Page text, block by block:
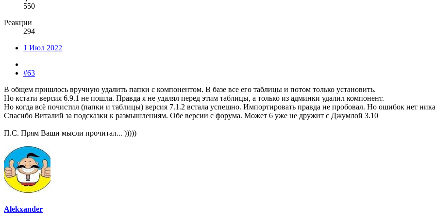
550
Реакции
294
1 Июл 2022
#63
В общем пришлось вручную удалить папки с компонентом. В базе все его таблицы и потом только установить.
Но кстати версия 6.9.1 не пошла. Правда я не удалял перед этим таблицы, а только из админки удалил компонент.
Но когда всё почистил (папки и таблицы) версия 7.1.2 встала успешно. Импортировать правда не пробовал. Но ошибок нет
Спасибо Виталий за подсказки к размышлениям. Обе версии с форума. Может 6 уже не дружит с Джумлой 3.10
П.С. Прям Ваши мысли прочитал... )))))
Alekxander